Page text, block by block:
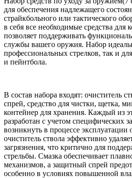
для обеспечения надлежащего
страйкбольного или тактического
в себя все необходимые средства для
позволяет поддерживать
службы вашего оружия. Набор
профессиональных стрелков, так и
и пейнтбола.
В состав набора входят: очиститель
спрей, средство для чистки, щетка,
контейнер для хранения. Каждый из
разработан с учетом специфических
возникнуть в процессе
очиститель ствола эффективно
загрязнения, что критично для
стрельбы. Смазка обеспечивает
механизмов, а защитный спрей
особенно в условиях повышенной